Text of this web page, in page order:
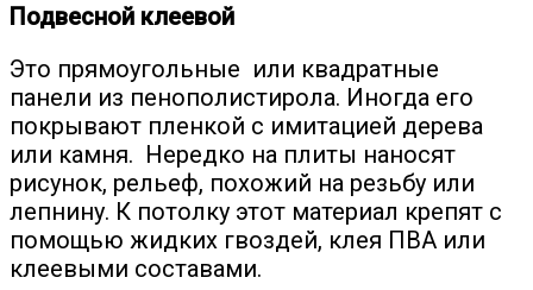
Подвесной клеевой
Это прямоугольные или квадратные
панели из пенополистирола. Иногда его
покрывают пленкой с имитацией дерева
или камня. Нередко на плиты наносят
рисунок, рельеф, похожий на резьбу или
лепнину. К потолку этот материал крепят с
помощью жидких гвоздей, клея ПВА или
клеевыми составами.